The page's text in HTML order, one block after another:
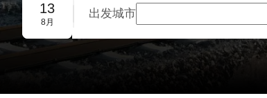
团体预订
13
8月
出发城市